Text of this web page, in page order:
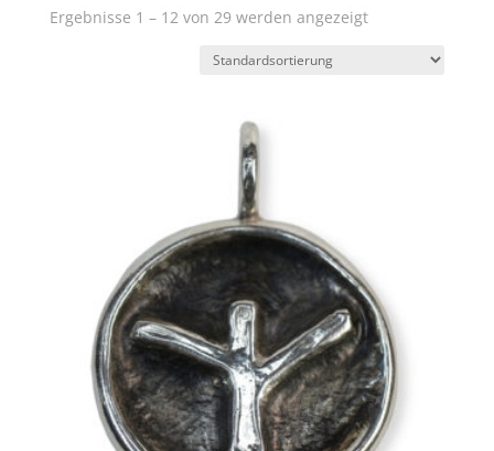
Ergebnisse 1 – 12 von 29 werden angezeigt